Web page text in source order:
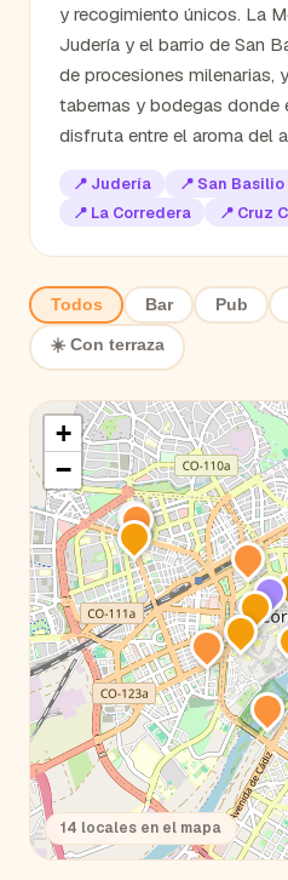
y recogimiento únicos. La
Judería y el barrio de San
de procesiones milenarias,
tabernas y bodegas donde
disfruta entre el aroma del
📍 Judería 📍 San Basilio
📍 La Corredera 📍 Cruz
Todos Bar Pub
☀️ Con terraza
+
−
14 locales en el mapa